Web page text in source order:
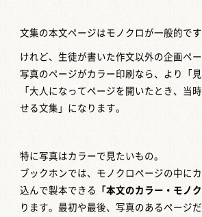
文集の本文ページはモノクロが一般的です
けれど、生徒が書いた作文以外の企画ペ
写真のページがカラー印刷なら、より「見
「大人になってページを開いたとき、当
せる文集」になります。
特に写真はカラーで見たいもの。
ブックホンでは、モノクロページの中に
込んで製本できる
「本文のカラー・モノ
ります。最初や最後、写真のあるページ